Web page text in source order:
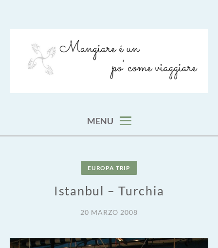
MENU
EUROPA TRIP
Istanbul – Turchia
20 MARZO 2008